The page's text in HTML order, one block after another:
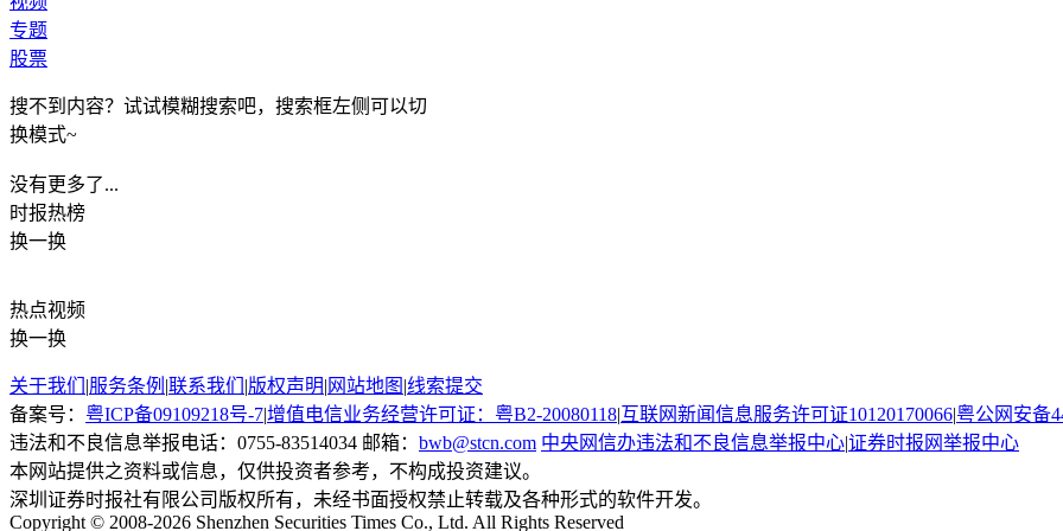
专题
股票
搜不到内容？试试模糊搜索吧，搜索框左侧可以切
换模式~
没有更多了...
时报热榜
换一换
热点视频
换一换
关于我们 |服务条例 |联系我们 |版权声明| 网站地图 |线索提交
备案号： 粤ICP备09109218号-7|增值电信业务经营许可证：粤B2-20080118|互联网新闻信息服务许可证10120170066|粤公网安备
违法和不良信息举报电话：0755-83514034 邮箱： bwb@stcn.com 中央网信办违法和不良信息举报中心|证券时报网举报中心
本网站提供之资料或信息，仅供投资者参考，不构成投资建议。
深圳证券时报社有限公司版权所有，未经书面授权禁止转载及各种形式的软件开发。
Copyright © 2008-2026 Shenzhen Securities Times Co., Ltd. All Rights Reserved